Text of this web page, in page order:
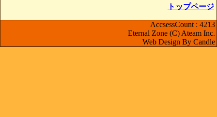
トップページ
AccsessCount : 4213
Eternal Zone (C) Ateam Inc.
Web Design By Candle